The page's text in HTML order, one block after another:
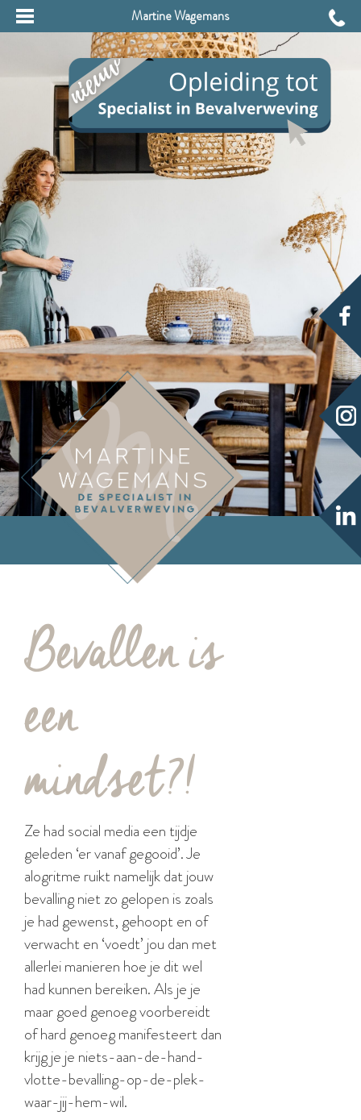
Martine Wagemans
Bevallen is
een
mindset?!
Ze had social media een tijdje
geleden ‘er vanaf gegooid’. Je
alogritme ruikt namelijk dat jouw
bevalling niet zo gelopen is zoals
je had gewenst, gehoopt en of
verwacht en ‘voedt’ jou dan met
allerlei manieren hoe je dit wel
had kunnen bereiken. Als je je
maar goed genoeg voorbereidt
of hard genoeg manifesteert dan
krijg je je niets-aan-de-hand-
vlotte-bevalling-op-de-plek-
waar-jij-hem-wil.